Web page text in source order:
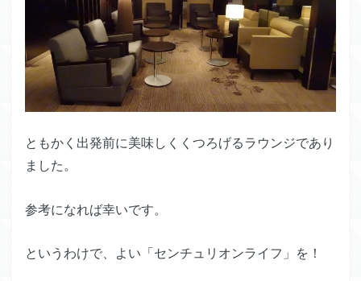
ともかく出発前に美味しくくつろげるラウンジであり
ました。
参考になれば幸いです。
というわけで、よい「センチュリオンライフ」を！